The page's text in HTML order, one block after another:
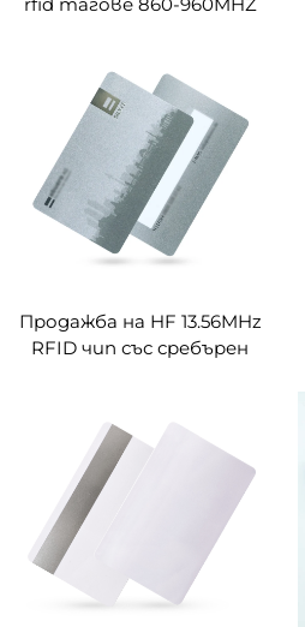
стъкло
Продажба на HF 13.56MHz
RFID чип със сребърен
PVC карта